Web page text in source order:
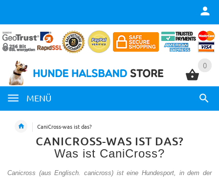
0
MENÜ
0
CaniCross-was ist das?
CANICROSS-WAS IST DAS?
Was ist CaniCross?
Canicross (aus Englisch. canicross) ist eine Hundesport, in dem der